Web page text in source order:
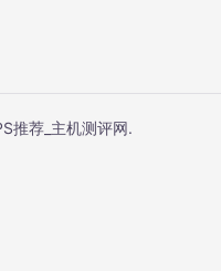
推荐_主机测评网.